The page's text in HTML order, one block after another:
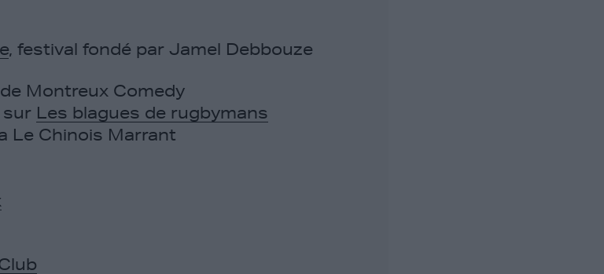
, festival fondé par Jamel Debbouze
de Montreux Comedy
sur Les blagues de rugbymans
Le Chinois Marrant